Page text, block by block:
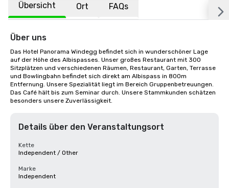
Übersicht Ort FAQs
Über uns
Das Hotel Panorama Windegg befindet sich in wunderschöner Lage
auf der Höhe des Albispasses. Unser großes Restaurant mit 300
Sitzplätzen und verschiedenen Räumen, Restaurant, Garten, Terrasse
und Bowlingbahn befindet sich direkt am Albispass in 800m
Entfernung. Unsere Spezialität liegt im Bereich Gruppenbetreuungen.
Das Café hält bis zum Seminar durch. Unsere Stammkunden schätzen
besonders unsere Zuverlässigkeit.
Details über den Veranstaltungsort
Kette
Independent / Other
Marke
Independent